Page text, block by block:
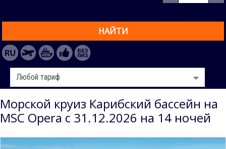
НАЙТИ
Морской круиз Карибский бассейн на
MSC Opera с 31.12.2026 на 14 ночей